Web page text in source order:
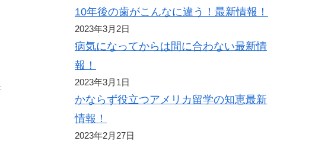
10年後の歯がこんなに違う！最新情報！
2023年3月2日
病気になってからは間に合わない最新情
報！
2023年3月1日
かならず役立つアメリカ留学の知恵最新
情報！
2023年2月27日